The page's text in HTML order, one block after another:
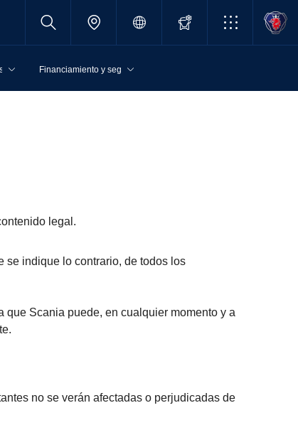
Financiamiento y seguros
legal.
se indique lo contrario, de todos los
Scania puede, en cualquier momento y a
no se verán afectadas o perjudicadas de